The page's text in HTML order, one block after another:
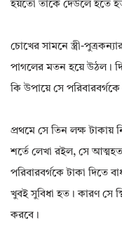
হয়তো তাকে দেউলে হতে
চোখের সামনে স্ত্রী-
পাগলের মতন হয়ে উঠল।
কি উপায়ে সে
প্রথমে সে তিন লক্ষ টাকায়
শর্তে লেখা রইল, সে
পরিবারবর্গকে টাকা দিতে
খুবই সুবিধা হত। কারণ সে
করবে।